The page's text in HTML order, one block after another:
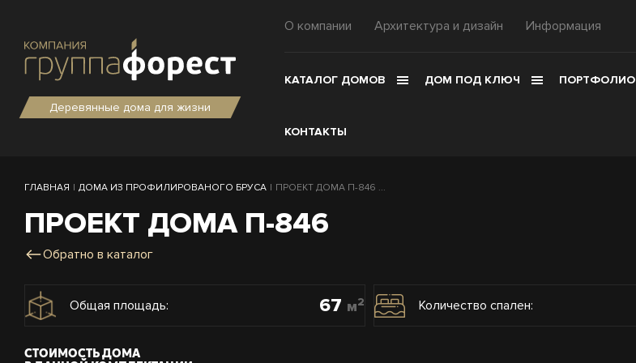
Деревянные дома для жизни
О компании Архитектура и дизайн Информация
КАТАЛОГ ДОМОВ ДОМ ПОД КЛЮЧ ПОРТФОЛИО
КОНТАКТЫ
ГЛАВНАЯ | ДОМА ИЗ ПРОФИЛИРОВАНОГО БРУСА | ПРОЕКТ ДОМА П-846 ...
ПРОЕКТ ДОМА П-846
Обратно в каталог
Общая площадь: 67 м2 Количество спален:
СТОИМОСТЬ ДОМА